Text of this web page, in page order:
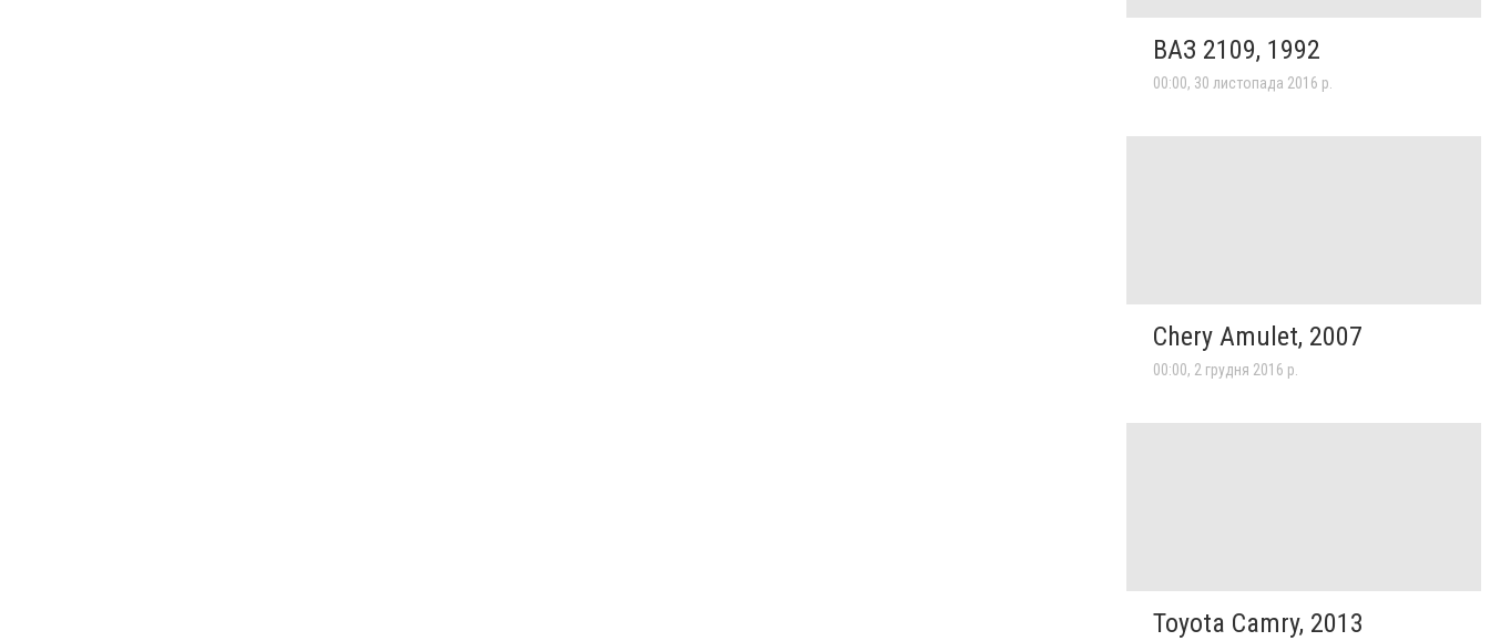
ВАЗ 2109, 1992
00:00, 30 листопада 2016 р.
Chery Amulet, 2007
00:00, 2 грудня 2016 р.
Toyota Camry, 2013